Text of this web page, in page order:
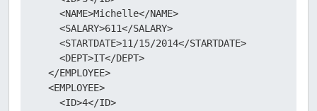
    <NAME>Michelle</NAME>
    <SALARY>611</SALARY>
    <STARTDATE>11/15/2014</STARTDATE>
    <DEPT>IT</DEPT>
  </EMPLOYEE>
  <EMPLOYEE>
    <ID>4</ID>